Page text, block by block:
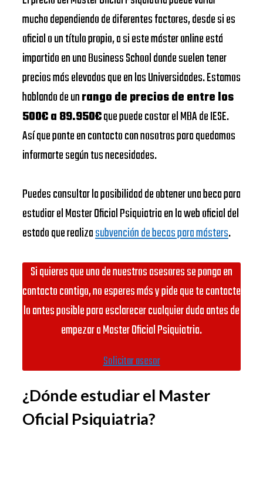
mucho dependiendo de diferentes factores, desde si es
oficial o un título propio, a si este máster online está
impartido en una Business School donde suelen tener
precios más elevados que en las Universidades. Estamos
hablando de unrango de precios de entre los
500€ a 89.950€que puede costar el MBA de IESE.
Así que ponte en contacto con nosotros para quedamos
informarte según tus necesidades.
Puedes consultar la posibilidad de obtener una beca para
estudiar el Master Oficial Psiquiatria en la web oficial del
estado que realizasubvención de becas para másters.
Si quieres que uno de nuestros asesores se ponga en
contacto contigo, no esperes más y pide que te contacte
lo antes posible para esclarecer cualquier duda antes de
empezar a Master Oficial Psiquiatria.
Solicitar asesor
¿Dónde estudiar el Master
Oficial Psiquiatria?